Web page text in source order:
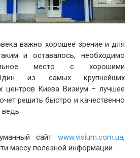
важно хорошее зрение и для
и оставалось, необходимо
место с хорошими
Один из самых крупнейших
центров Киева Визиум – лучшее
решить быстро и качественно
ведь:
сайт www.visium.com.ua,
массу полезной информации.